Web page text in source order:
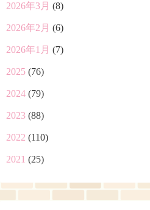
2026年3月 (8)
2026年2月 (6)
2026年1月 (7)
2025 (76)
2024 (79)
2023 (88)
2022 (110)
2021 (25)